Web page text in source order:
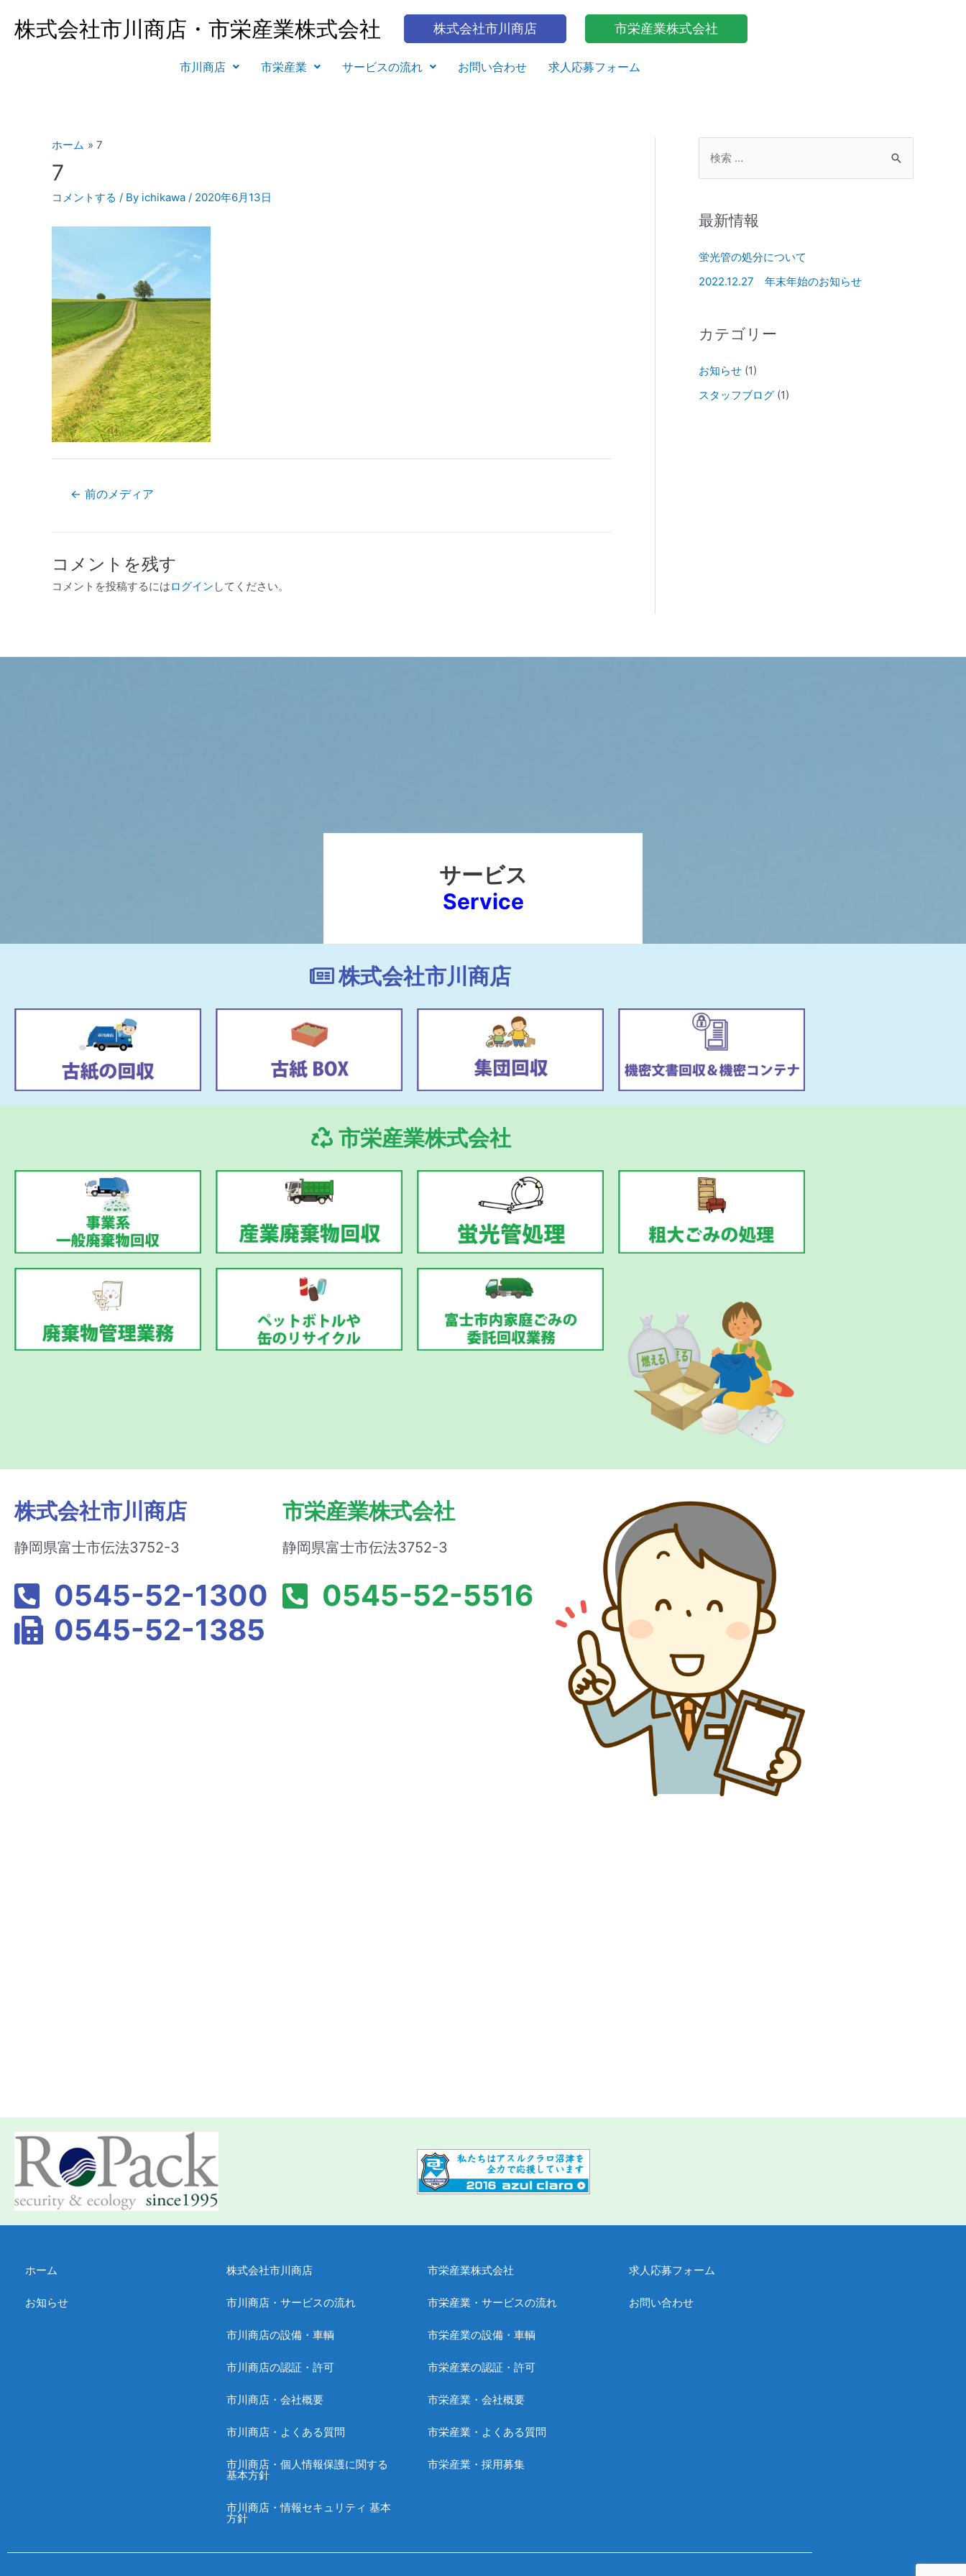
株式会社市川商店・市栄産業株式会社 株式会社市川商店 市栄産業株式会社
市川商店 市栄産業 サービスの流れ お問い合わせ 求人応募フォーム
ホーム 7
7
コメントする / By ichikawa / 2020年6月13日
← 前のメディア
コメントを残す
コメントを投稿するにはログイン してください。
最新情報
蛍光管の処分について
2022.12.27 年末年始のお知らせ
カテゴリー
お知らせ (1)
スタッフブログ (1)
サービス
Service
株式会社市川商店
市栄産業株式会社
株式会社市川商店
静岡県富士市伝法3752-3
0545-52-1300
0545-52-1385
市栄産業株式会社
静岡県富士市伝法3752-3
0545-52-5516
ホーム
お知らせ
株式会社市川商店
市川商店・サービスの流れ
市川商店の設備・車輌
市川商店の認証・許可
市川商店・会社概要
市川商店・よくある質問
市川商店・個人情報保護に関する
基本方針
市川商店・情報セキュリティ 基本
方針
市栄産業株式会社
市栄産業・サービスの流れ
市栄産業の設備・車輌
市栄産業の認証・許可
市栄産業・会社概要
市栄産業・よくある質問
市栄産業・採用募集
求人応募フォーム
お問い合わせ